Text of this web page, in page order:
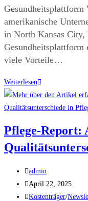
Gesundheitsplattform
amerikanische
in North Kansas City,
viele Vorteile…
Weiterlesen
Pflege-Report:
admin
April 22, 2025
Kostenträger/